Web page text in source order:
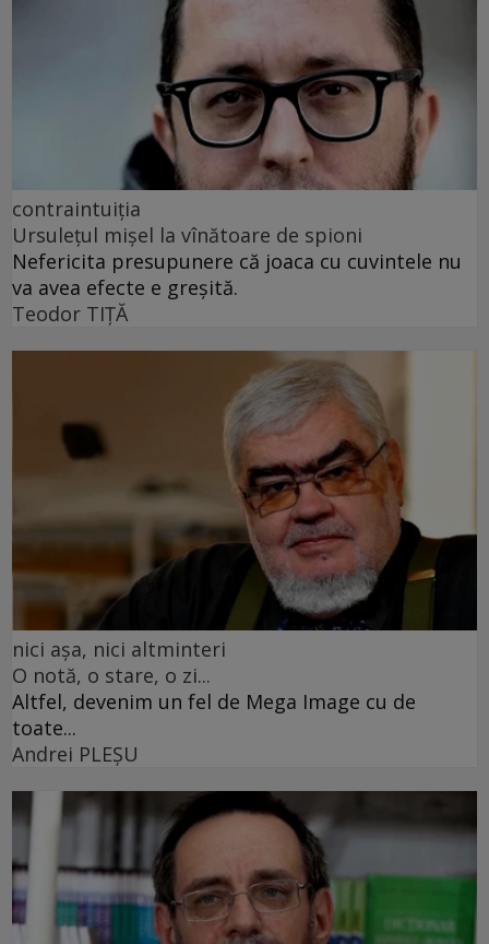
contraintuiția
Ursulețul mișel la vînătoare de spioni
Nefericita presupunere că joaca cu cuvintele nu
va avea efecte e greșită.
Teodor TIŢĂ
nici așa, nici altminteri
O notă, o stare, o zi...
Altfel, devenim un fel de Mega Image cu de
toate...
Andrei PLEŞU